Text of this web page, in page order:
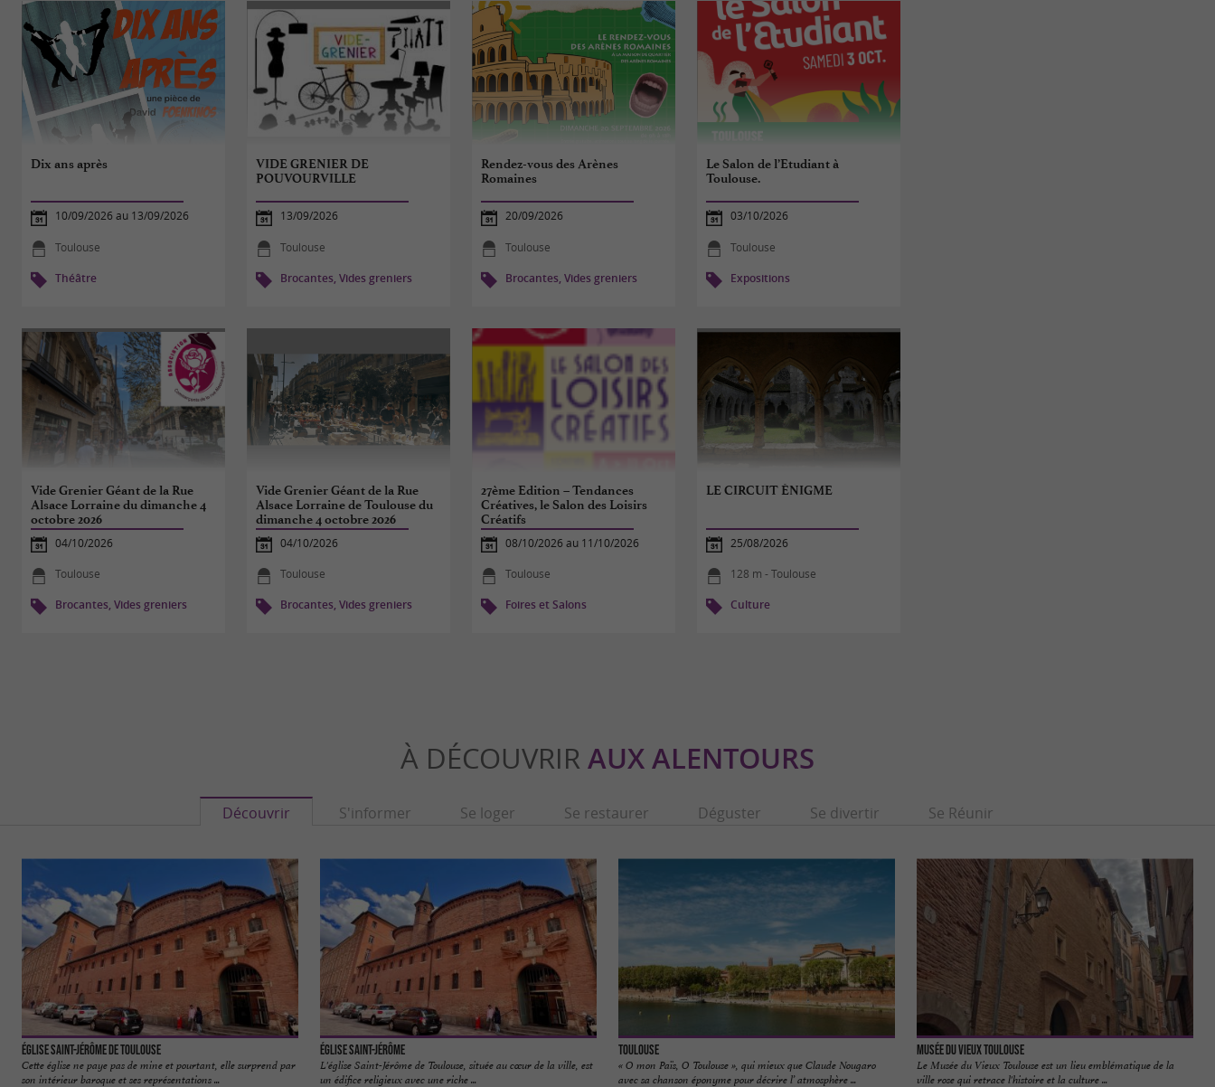
Dix ans après
10/09/2026 au 13/09/2026
Toulouse
Théâtre
VIDE GRENIER DE
POUVOURVILLE
13/09/2026
Toulouse
Brocantes, Vides greniers
Rendez-vous des Arènes
Romaines
20/09/2026
Toulouse
Brocantes, Vides greniers
Le Salon de l’Etudiant à
Toulouse.
03/10/2026
Toulouse
Expositions
Vide Grenier Géant de la Rue
Alsace Lorraine du dimanche 4
octobre 2026
04/10/2026
Toulouse
Brocantes, Vides greniers
Vide Grenier Géant de la Rue
Alsace Lorraine de Toulouse du
dimanche 4 octobre 2026
04/10/2026
Toulouse
Brocantes, Vides greniers
27ème Edition – Tendances
Créatives, le Salon des Loisirs
Créatifs
08/10/2026 au 11/10/2026
Toulouse
Foires et Salons
LE CIRCUIT ÉNIGME
25/08/2026
128 m - Toulouse
Culture
À DÉCOUVRIR AUX ALENTOURS
Découvrir S'informer Se loger Se restaurer Déguster Se divertir Se Réunir
Église Saint-Jérôme de Toulouse
Cette église ne paye pas de mine et pourtant, elle surprend par
son intérieur baroque et ses représentations ...
Église Saint-Jérôme
L'église Saint-Jérôme de Toulouse, située au cœur de la ville, est
un édifice religieux avec une riche ...
Toulouse
« O mon Païs, O Toulouse », qui mieux que Claude Nougaro
avec sa chanson éponyme pour décrire l’ atmosphère ...
Musée du Vieux Toulouse
Le Musée du Vieux Toulouse est un lieu emblématique de la
ville rose qui retrace l'histoire et la culture ...